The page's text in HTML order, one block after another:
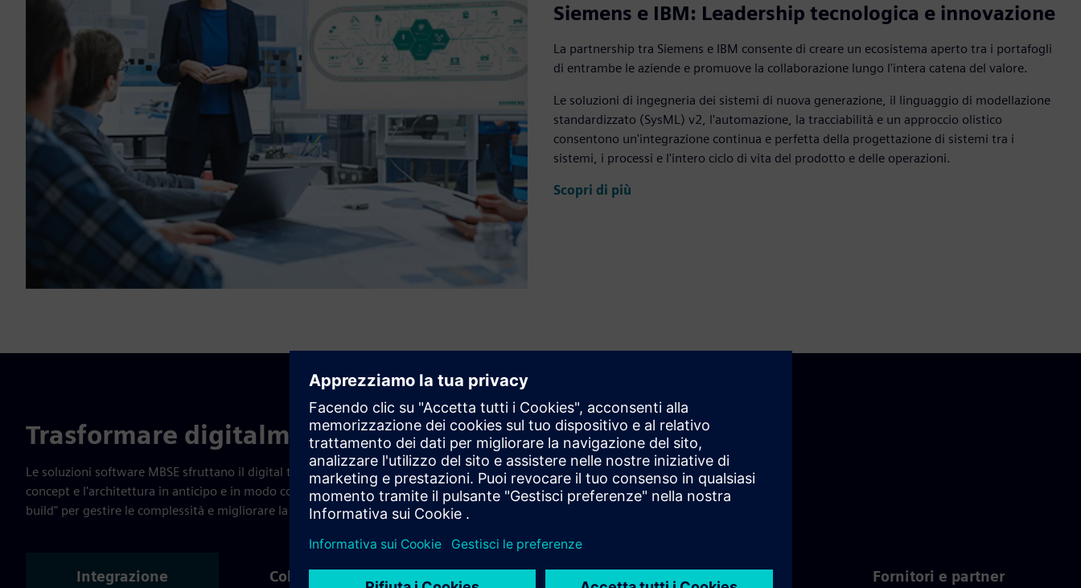
Siemens e IBM: Leadership tecnologica e innovazione
La partnership tra Siemens e IBM consente di creare un ecosistema aperto tra i portafogli
di entrambe le aziende e promuove la collaborazione lungo l'intera catena del valore.
Le soluzioni di ingegneria dei sistemi di nuova generazione, il linguaggio di modellazione
standardizzato (SysML) v2, l'automazione, la tracciabilità e un approccio olistico
consentono un'integrazione continua e perfetta della progettazione di sistemi tra i
sistemi, i processi e l'intero ciclo di vita del prodotto e delle operazioni.
Scopri di più
Trasformare digitalmente l'ingegneria dei sistemi
Le soluzioni software MBSE sfruttano il digital twin completo e un digital thread olistico. Consentono di valutare i
concept e l'architettura in anticipo e in modo continuo, nonché implementare l'approccio rivoluzionario "integrate-THEN-
build" per gestire le complessità e migliorare la collaborazione.
Integrazione Collaborazione solida Fornitori e partner